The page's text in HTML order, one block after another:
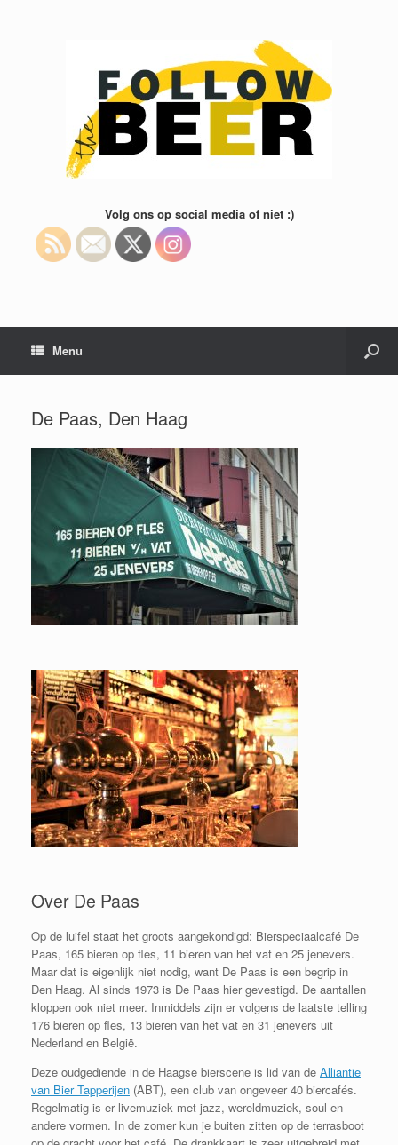
Volg ons op social media of niet :)
Menu
De Paas, Den Haag
Over De Paas
Op de luifel staat het groots aangekondigd: Bierspeciaalcafé De
Paas, 165 bieren op fles, 11 bieren van het vat en 25 jenevers.
Maar dat is eigenlijk niet nodig, want De Paas is een begrip in
Den Haag. Al sinds 1973 is De Paas hier gevestigd. De aantallen
kloppen ook niet meer. Inmiddels zijn er volgens de laatste telling
176 bieren op fles, 13 bieren van het vat en 31 jenevers uit
Nederland en België.
Deze oudgediende in de Haagse bierscene is lid van de Alliantie
van Bier Tapperijen (ABT), een club van ongeveer 40 biercafés.
Regelmatig is er livemuziek met jazz, wereldmuziek, soul en
andere vormen. In de zomer kun je buiten zitten op de terrasboot